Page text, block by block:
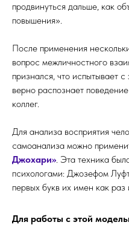
продвинуться дальше, как
повышения».
После применения
вопрос межличностного
признался, что испытывает
верно распознает
коллег.
Для анализа восприятия
самоанализа можно
Джохари». Эта техника
психологами: Джозефом
первых букв их имен как
Для работы с этой